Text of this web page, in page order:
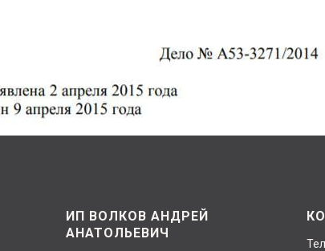
ИП ВОЛКОВ АНДРЕЙ
АНАТОЛЬЕВИЧ